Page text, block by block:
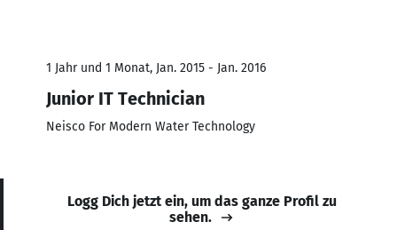
1 Jahr und 1 Monat, Jan. 2015 - Jan. 2016
Junior IT Technician
Neisco For Modern Water Technology
Logg Dich jetzt ein, um das ganze Profil zu
sehen.